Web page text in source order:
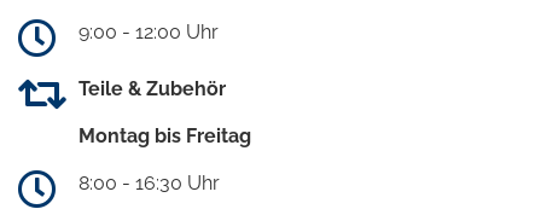
9:00 - 12:00 Uhr
Teile & Zubehör
Montag bis Freitag
8:00 - 16:30 Uhr